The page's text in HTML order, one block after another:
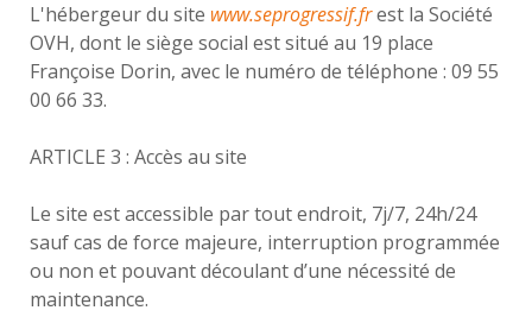
L'hébergeur du site www.seprogressif.frest la Société
OVH, dont le siège social est situé au 19 place
Françoise Dorin, avec le numéro de téléphone : 09 55
00 66 33.
ARTICLE 3 : Accès au site
Le site est accessible par tout endroit, 7j/7, 24h/24
sauf cas de force majeure, interruption programmée
ou non et pouvant découlant d’une nécessité de
maintenance.